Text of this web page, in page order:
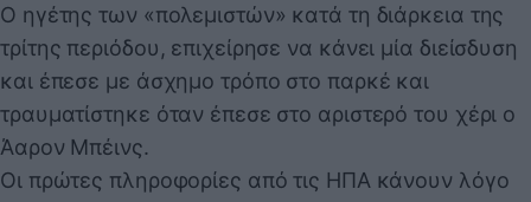
Ο ηγέτης των «πολεμιστών» κατά τη διάρκεια της
τρίτης περιόδου, επιχείρησε να κάνει μία διείσδυση
και έπεσε με άσχημο τρόπο στο παρκέ και
τραυματίστηκε όταν έπεσε στο αριστερό του χέρι ο
Άαρον Μπέινς.
Οι πρώτες πληροφορίες από τις ΗΠΑ κάνουν λόγο